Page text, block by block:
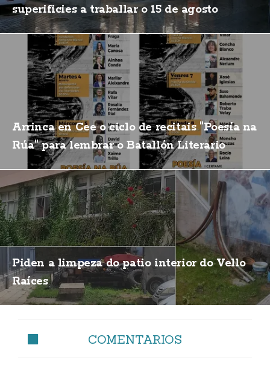
superificies a traballar o 15 de agosto
Arrinca en Cee o ciclo de recitais "Poesía na
Rúa" para lembrar o Batallón Literario
Piden a limpeza do patio interior do Vello
Raíces
COMENTARIOS